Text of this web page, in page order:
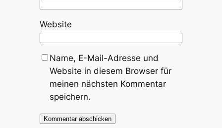
Website
Name, E-Mail-Adresse und
Website in diesem Browser für
meinen nächsten Kommentar
speichern.